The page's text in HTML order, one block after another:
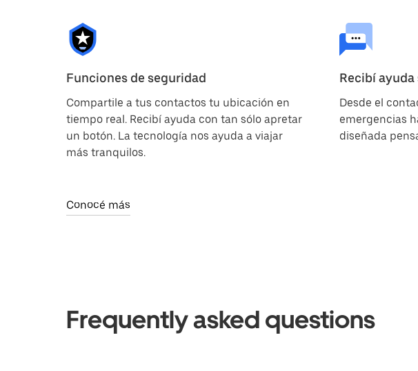
Funciones de seguridad
Compartile a tus contactos tu ubicación en
tiempo real. Recibí ayuda con tan sólo apretar
un botón. La tecnología nos ayuda a viajar
más tranquilos.
Recibí
Desde el
emergencias
diseñada
Conocé más
Frequently asked questions